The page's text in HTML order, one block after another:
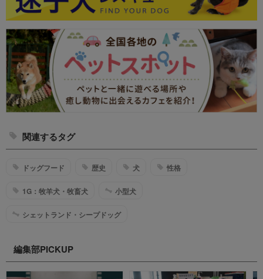
関連するタグ
ドッグフード 歴史 犬 性格
1G：牧羊犬・牧畜犬 小型犬
シェットランド・シープドッグ
編集部PICKUP